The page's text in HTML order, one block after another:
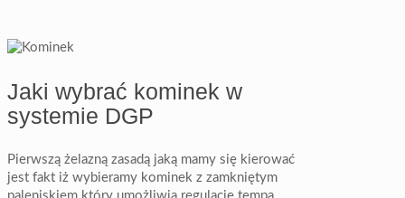
Jaki wybrać kominek w
systemie DGP
Pierwszą żelazną zasadą jaką mamy się kierować
jest fakt iż wybieramy kominek z zamkniętym